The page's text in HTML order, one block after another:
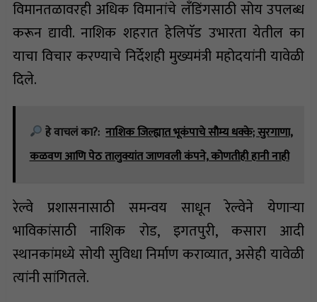
विमानतळावरही अधिक विमानांचे लँडिंगसाठी सोय उपलब्ध
करून द्यावी. नाशिक शहरात हेलिपॅड उभारता येतील का
याचा विचार करण्याचे निर्देशही मुख्यमंत्री महोदयांनी यावेळी
दिले.
हे वाचलं का?: नाशिक जिल्ह्यात भूकंपाचे सौम्य धक्के; सुरगाणा,
कळवण आणि पेठ तालुक्यांत जाणवली कंपने, कोणतीही हानी नाही
रेल्वे प्रशासनासाठी समन्वय साधून रेल्वेने येणाऱ्या
भाविकांसाठी नाशिक रोड, इगतपुरी, कसारा आदी
स्थानकांमध्ये सोयी सुविधा निर्माण कराव्यात, असेही यावेळी
त्यांनी सांगितले.